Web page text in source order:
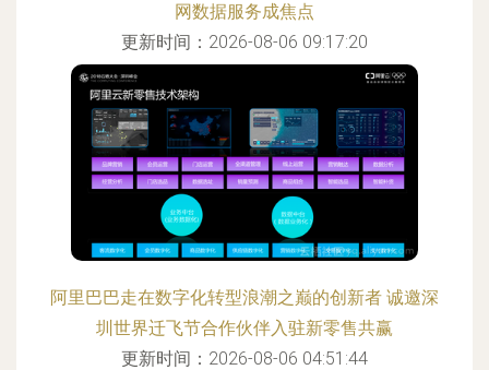
网数据服务成焦点
更新时间：2026-08-06 09:17:20
阿里巴巴走在数字化转型浪潮之巅的创新者 诚邀深
圳世界迁飞节合作伙伴入驻新零售共赢
更新时间：2026-08-06 04:51:44